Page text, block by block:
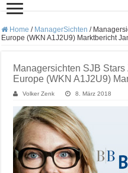
Home / ManagerSichten /
Europe (WKN A1J2U9) Marktbericht
Managersichten SJB
Europe (WKN A1J2U9)
Volker Zenk 8. März 2018